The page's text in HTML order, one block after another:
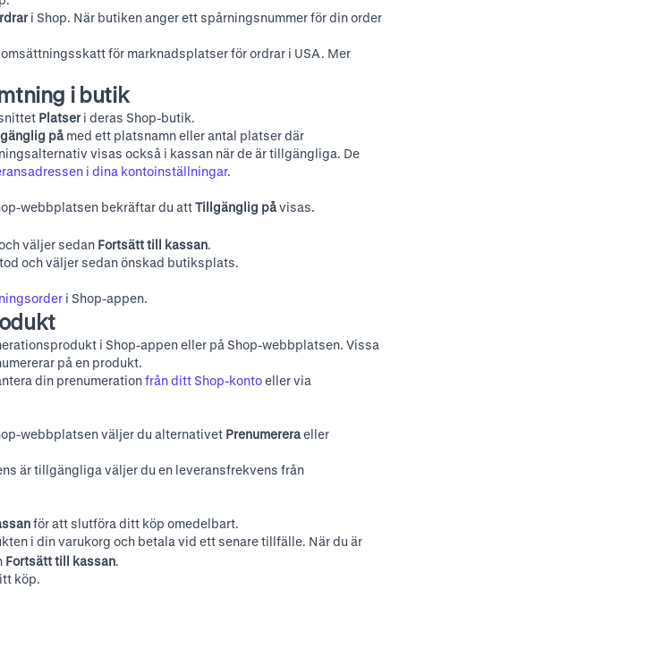
i Shop. När butiken anger ett spårningsnummer för din order
för marknadsplatser för ordrar i USA. Mer
i butik
Platseri deras Shop-butik.
på med ett platsnamn eller antal platser där
visas också i kassan när de är tillgängliga. De
i dina kontoinställningar.
webbplatsen bekräftar du attTillgänglig påvisas.
väljer sedan Fortsätt till kassan.
och väljer sedan önskad butiksplats.
i Shop-appen.
i Shop-appen eller på Shop-webbplatsen. Vissa
på en produkt.
din prenumerationfrån ditt Shop-kontoeller via
webbplatsenväljer du alternativet Prenumereraeller
är tillgängliga väljer du en leveransfrekvens från
för att slutföra ditt köp omedelbart.
i din varukorg och betala vid ett senare tillfälle. När du är
Fortsätt till kassan.
köp.